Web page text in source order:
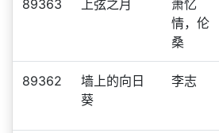
89363 上弦之月
萧忆
情，伦
桑
89362
墙上的向日
葵
李志